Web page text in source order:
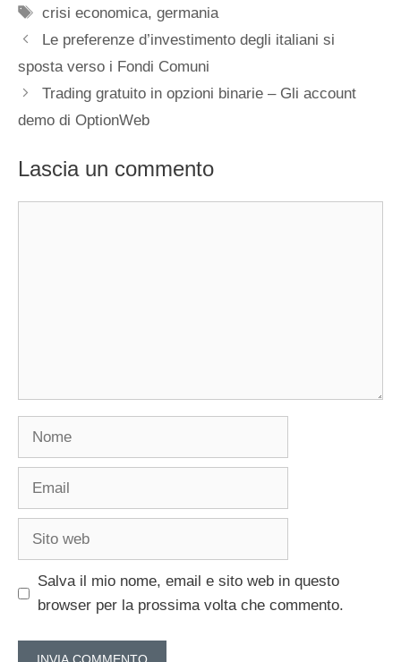
Tag
crisi economica,germania
Le preferenze d’investimento degli italiani si
sposta verso i Fondi Comuni
Trading gratuito in opzioni binarie – Gli account
demo di OptionWeb
Lascia un commento
Nome
Email
Sito
Salva il mio nome, email e sito web in questo
browser per la prossima volta che commento.